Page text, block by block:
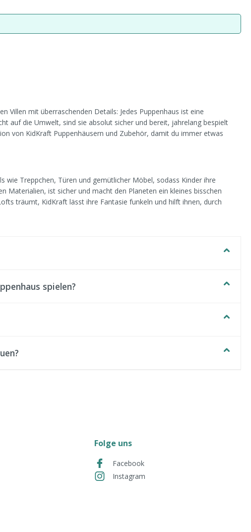
Villen mit überraschenden Details: Jedes Puppenhaus ist eine
auf die Umwelt, sind sie absolut sicher und bereit, jahrelang bespielt
von KidKraft Puppenhäusern und Zubehör, damit du immer etwas
wie Treppchen, Türen und gemütlicher Möbel, sodass Kinder ihre
Materialien, ist sicher und macht den Planeten ein kleines bisschen
träumt, KidKraft lässt ihre Fantasie funkeln und hilft ihnen, durch
spielen?
Folge uns
Facebook
Instagram